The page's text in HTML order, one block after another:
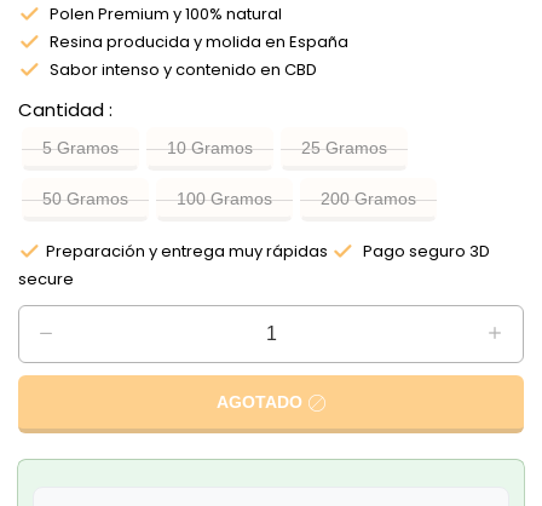
Polen Premium y 100% natural
Resina producida y molida en España
Sabor intenso y contenido en CBD
Cantidad
5 Gramos 10 Gramos 25 Gramos
50 Gramos 100 Gramos 200 Gramos
Preparación y entrega muy rápidas
Pago seguro 3D
secure
AGOTADO